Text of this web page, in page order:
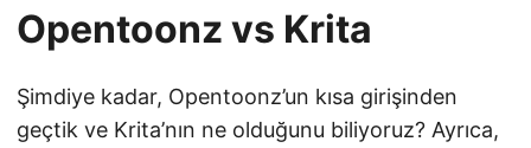
Opentoonz vs Krita
Şimdiye kadar, Opentoonz’un kısa girişinden
geçtik ve Krita’nın ne olduğunu biliyoruz? Ayrıca,